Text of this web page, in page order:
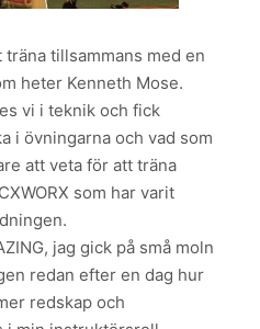
tillsammans med en
heter Kenneth Mose.
vi i teknik och fick
i övningarna och vad som
att veta för att träna
som har varit
jag gick på små moln
redan efter en dag hur
redskap och